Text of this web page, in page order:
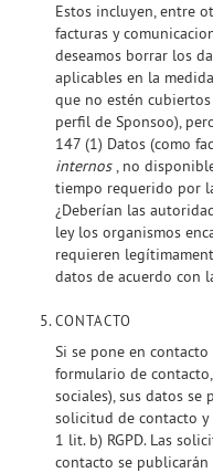
Estos incluyen, entre
facturas y
deseamos borrar los
aplicables en la
que no estén
perfil de Sponsoo),
147 (1) Datos (como
internos, no
tiempo requerido por
¿Deberían las
ley los organismos
requieren
datos de acuerdo con
CONTACTO
Si se pone en
formulario de
sociales), sus datos se
solicitud de contacto y
1 lit. b) RGPD. Las
contacto se publicarán